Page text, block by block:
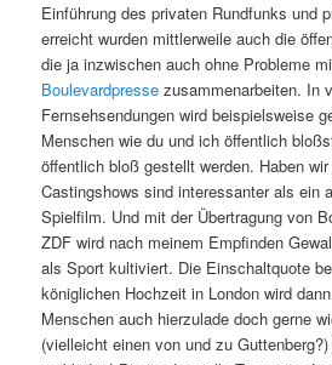
Einführung des privaten Rundfunks und
erreicht wurden mittlerweile auch die
die ja inzwischen auch ohne Probleme
Boulevardpresse zusammenarbeiten. In
Fernsehsendungen wird beispielsweise
Menschen wie du und ich öffentlich
öffentlich bloß gestellt werden. Haben
Castingshows sind interessanter als ein
Spielfilm. Und mit der Übertragung von
ZDF wird nach meinem Empfinden
als Sport kultiviert. Die Einschaltquote
königlichen Hochzeit in London wird
Menschen auch hierzulade doch gerne
(vielleicht einen von und zu